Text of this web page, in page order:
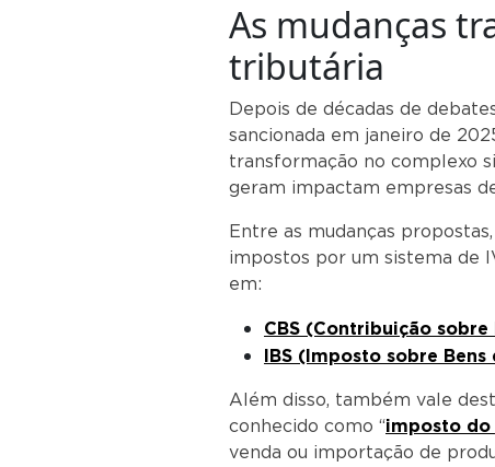
As mudanças
tributária
Depois de décadas de
sancionada em janeiro de
transformação no complexo
geram impactam empresas
Entre as mudanças
impostos por um sistema de
em:
CBS (Contribuição sobre
IBS (Imposto sobre
Além disso, também vale
conhecido como “imposto do
venda ou importação de